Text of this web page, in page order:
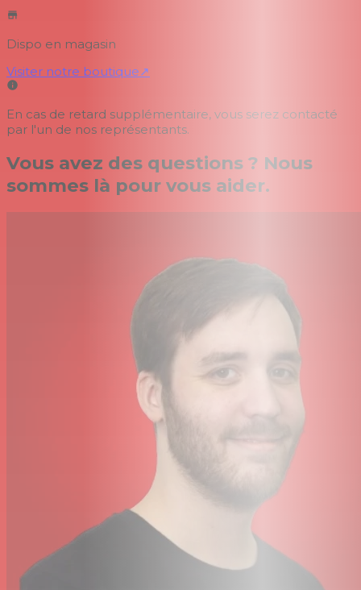
Dispo en magasin
Visiter notre boutique↗
En cas de retard supplémentaire, vous serez contacté
par l'un de nos représentants.
Vous avez des questions ? Nous
sommes là pour vous aider.